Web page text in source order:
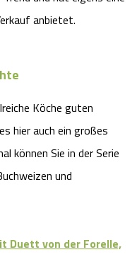
anbietet.
Köche guten
hier auch ein großes
können Sie in der Serie
und
Duett von der Forelle,